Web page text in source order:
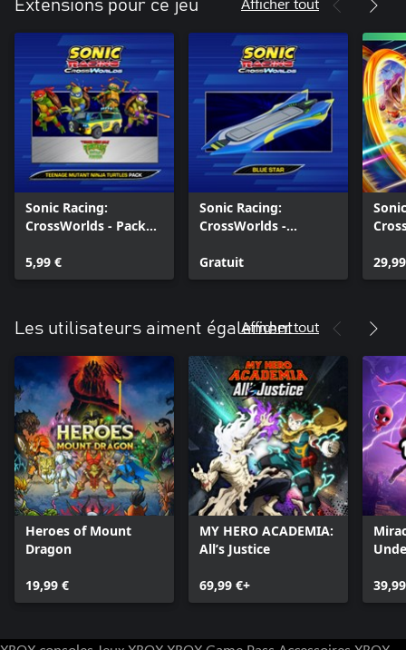
Extensions pour ce jeu
Sonic Racing:
CrossWorlds - Pack
5,99 €
Sonic Racing:
CrossWorlds -
Star"
Gratuit
Les utilisateurs aiment également
Afficher tout
Heroes of Mount
Dragon
19,99 €
MY HERO ACADEMIA:
All’s Justice
69,99 €+